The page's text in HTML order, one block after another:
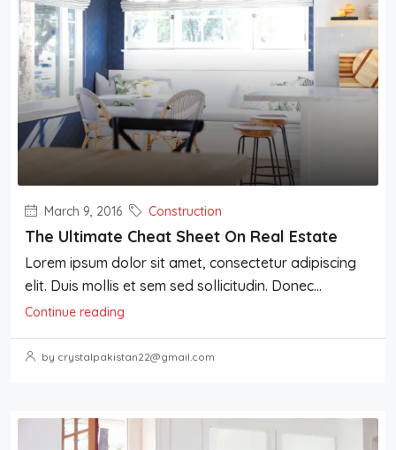
March 9, 2016 Construction
The Ultimate Cheat Sheet On Real Estate
Lorem ipsum dolor sit amet, consectetur adipiscing
elit. Duis mollis et sem sed sollicitudin. Donec...
Continue reading
by crystalpakistan22@gmail.com